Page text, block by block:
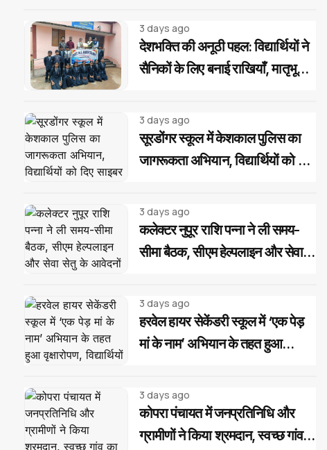
3 days ago
देशभक्ति की अनूठी पहल: विद्यार्थियों ने
सैनिकों के लिए बनाई राखियाँ, मातृभूमि
3 days ago
सूरडोंगर स्कूल में केशकाल पुलिस का
जागरूकता अभियान, विद्यार्थियों को दिए
3 days ago
कलेक्टर नुपूर राशि पन्ना ने ली समय-
सीमा बैठक, सीएम हेल्पलाइन और सेवा
दिए निर्देश
3 days ago
हरवेल हायर सेकेंडरी स्कूल में ‘एक पेड़
मां के नाम’ अभियान के तहत हुआ
सुरक्षा का संकल्प
3 days ago
कोपरा पंचायत में जनप्रतिनिधि और
ग्रामीणों ने किया श्रमदान, स्वच्छ गांव